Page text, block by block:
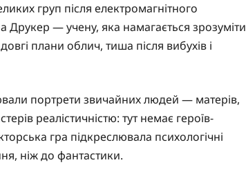
груп після електромагнітного
Друкер — учену, яка намагається зрозуміти
плани облич, тиша після вибухів і
портрети звичайних людей — матерів,
реалістичністю: тут немає героїв-
гра підкреслювала психологічні
ніж до фантастики.